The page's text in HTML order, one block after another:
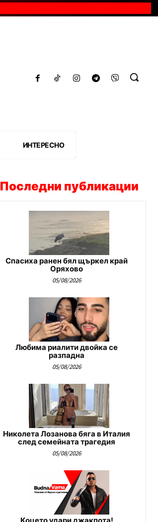
ИНТЕРЕСНО
Последни публикации
Спасиха ранен бял щъркел край
Оряхово
05/08/2026
Любима риалити двойка се
разпадна
05/08/2026
Николета Лозанова бяга в Италия
след семейната трагедия
05/08/2026